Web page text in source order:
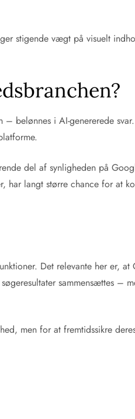
stigende vægt på visuelt
belønnes i AI-genererede
del af synligheden på
har langt større chance for at
Det relevante her er, at
sammensættes –
men for at fremtidssikre